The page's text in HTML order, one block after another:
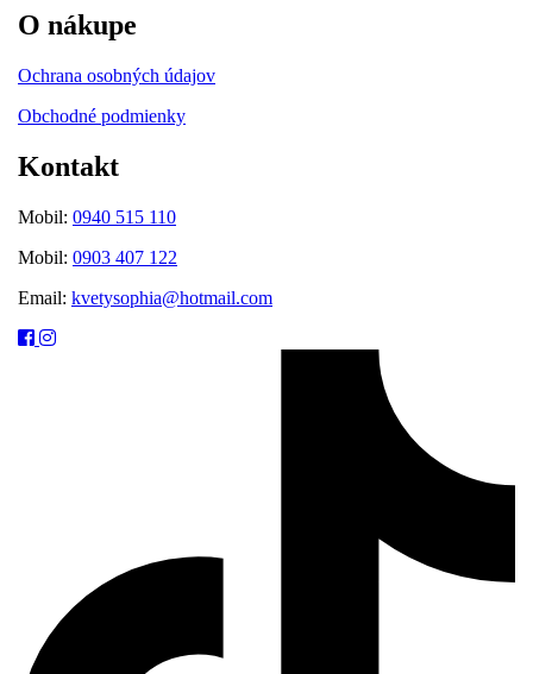
O nákupe
Ochrana osobných údajov
Obchodné podmienky
Kontakt
Mobil: 0940 515 110
Mobil: 0903 407 122
Email: kvetysophia@hotmail.com